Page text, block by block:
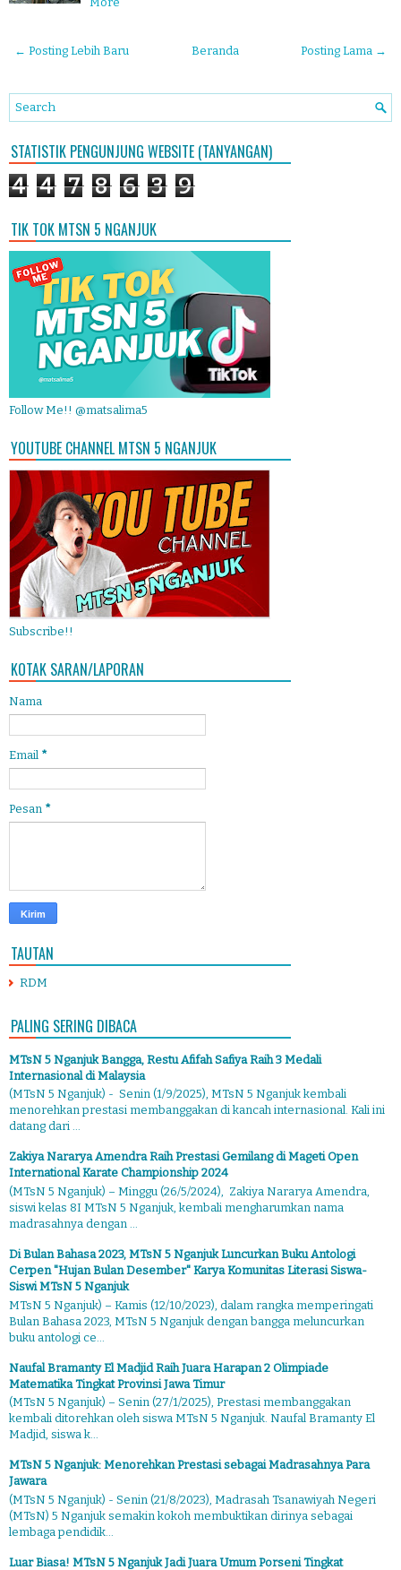
← Posting Lebih Baru Posting Lama →
Beranda
STATISTIK PENGUNJUNG WEBSITE (TANYANGAN)
4 4 7 8 6 3 9
TIK TOK MTSN 5 NGANJUK
Follow Me!! @matsalima5
YOUTUBE CHANNEL MTSN 5 NGANJUK
Subscribe!!
KOTAK SARAN/LAPORAN
Nama
Email *
Pesan *
TAUTAN
RDM
PALING SERING DIBACA
MTsN 5 Nganjuk Bangga, Restu Afifah Safiya Raih 3 Medali
Internasional di Malaysia
(MTsN 5 Nganjuk) - Senin (1/9/2025), MTsN 5 Nganjuk kembali
menorehkan prestasi membanggakan di kancah internasional. Kali ini
datang dari ...
Zakiya Nararya Amendra Raih Prestasi Gemilang di Mageti Open
International Karate Championship 2024
(MTsN 5 Nganjuk) – Minggu (26/5/2024), Zakiya Nararya Amendra,
siswi kelas 8I MTsN 5 Nganjuk, kembali mengharumkan nama
madrasahnya dengan ...
Di Bulan Bahasa 2023, MTsN 5 Nganjuk Luncurkan Buku Antologi
Cerpen "Hujan Bulan Desember" Karya Komunitas Literasi Siswa-
Siswi MTsN 5 Nganjuk
MTsN 5 Nganjuk) – Kamis (12/10/2023), dalam rangka memperingati
Bulan Bahasa 2023, MTsN 5 Nganjuk dengan bangga meluncurkan
buku antologi ce...
Naufal Bramanty El Madjid Raih Juara Harapan 2 Olimpiade
Matematika Tingkat Provinsi Jawa Timur
(MTsN 5 Nganjuk) – Senin (27/1/2025), Prestasi membanggakan
kembali ditorehkan oleh siswa MTsN 5 Nganjuk. Naufal Bramanty El
Madjid, siswa k...
MTsN 5 Nganjuk: Menorehkan Prestasi sebagai Madrasahnya Para
Jawara
(MTsN 5 Nganjuk) - Senin (21/8/2023), Madrasah Tsanawiyah Negeri
(MTsN) 5 Nganjuk semakin kokoh membuktikan dirinya sebagai
lembaga pendidik...
Luar Biasa! MTsN 5 Nganjuk Jadi Juara Umum Porseni Tingkat